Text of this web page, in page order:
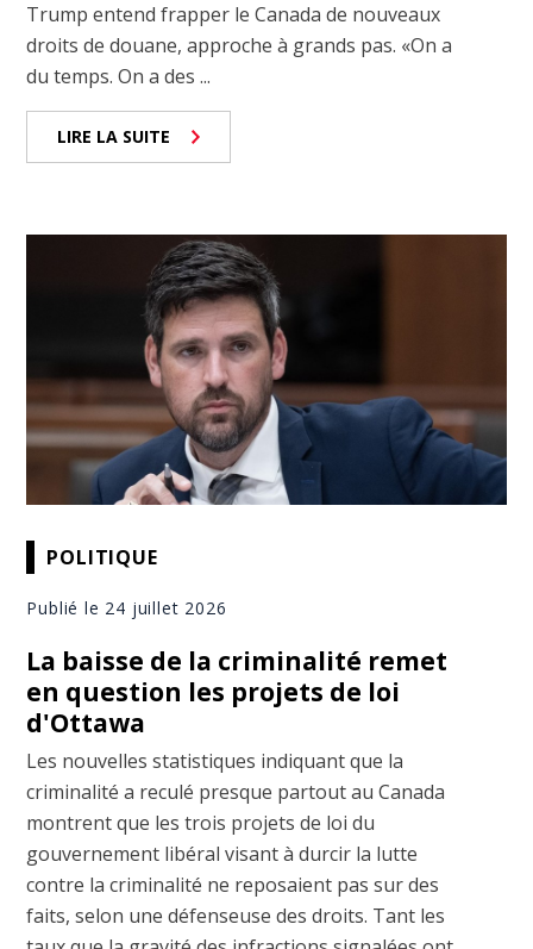
Trump entend frapper le Canada de nouveaux
droits de douane, approche à grands pas. «On a
du temps. On a des ...
LIRE LA SUITE
POLITIQUE
Publié le 24 juillet 2026
La baisse de la criminalité remet
en question les projets de loi
d'Ottawa
Les nouvelles statistiques indiquant que la
criminalité a reculé presque partout au Canada
montrent que les trois projets de loi du
gouvernement libéral visant à durcir la lutte
contre la criminalité ne reposaient pas sur des
faits, selon une défenseuse des droits. Tant les